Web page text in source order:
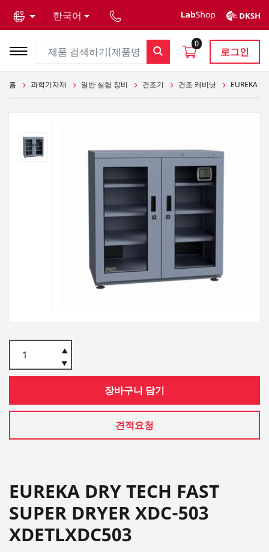
한국어
0
로그인
홈 과학기자재 일반 실험 장비 건조기 건조 캐비닛 EUREKA
장바구니 담기
견적요청
EUREKA DRY TECH FAST
SUPER DRYER XDC-503
XDETLXDC503